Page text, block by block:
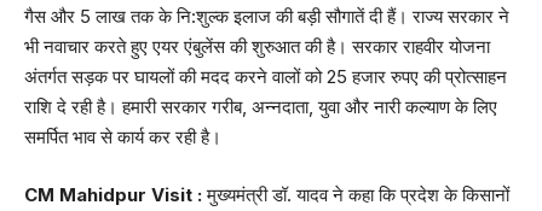
गैस और 5 लाख तक के नि:शुल्क इलाज की बड़ी सौगातें दी हैं। राज्य सरकार ने
भी नवाचार करते हुए एयर एंबुलेंस की शुरुआत की है। सरकार राहवीर योजना
अंतर्गत सड़क पर घायलों की मदद करने वालों को 25 हजार रुपए की प्रोत्साहन
राशि दे रही है। हमारी सरकार गरीब, अन्नदाता, युवा और नारी कल्याण के लिए
समर्पित भाव से कार्य कर रही है।
CM Mahidpur Visit :मुख्यमंत्री डॉ. यादव ने कहा कि प्रदेश के किसानों